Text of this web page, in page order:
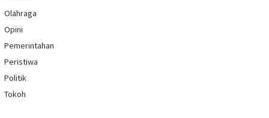
Olahraga
Opini
Pemerintahan
Peristiwa
Politik
Tokoh